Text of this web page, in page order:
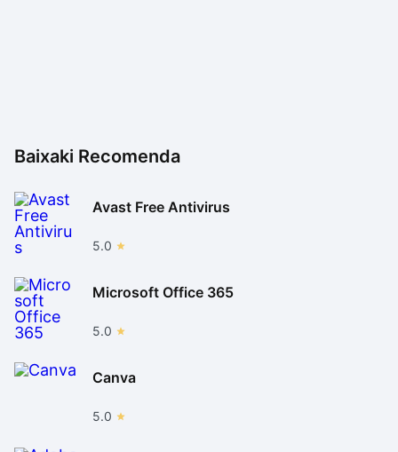
Baixaki Recomenda
Avast Free Antivirus
5.0
Microsoft Office 365
5.0
Canva
5.0